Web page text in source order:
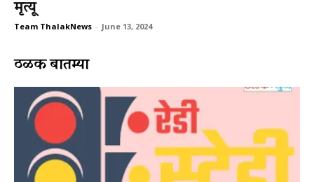
मृत्यू
Team ThalakNews - June 13, 2024
ठळक बातम्या